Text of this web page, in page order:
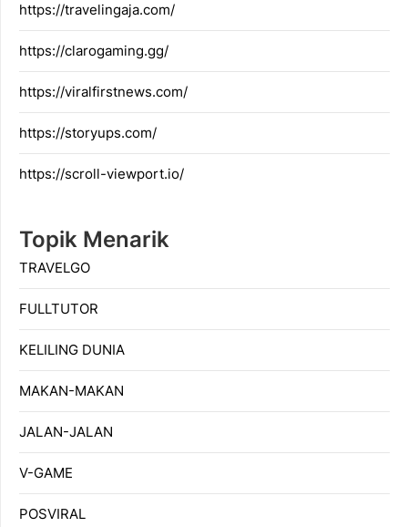
https://travelingaja.com/
https://clarogaming.gg/
https://viralfirstnews.com/
https://storyups.com/
https://scroll-viewport.io/
Topik Menarik
TRAVELGO
FULLTUTOR
KELILING DUNIA
MAKAN-MAKAN
JALAN-JALAN
V-GAME
POSVIRAL